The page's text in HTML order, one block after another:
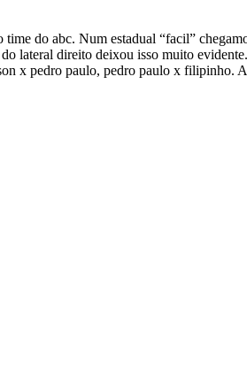
do abc. Num estadual “facil”
direito deixou isso muito
x pedro paulo, pedro paulo x filipinho.